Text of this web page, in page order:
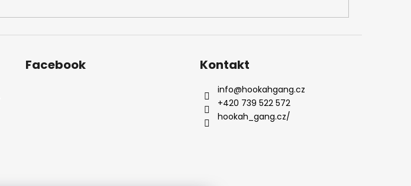
Facebook Kontakt
info@hookahgang.cz
+420 739 522 572
hookah_gang.cz/